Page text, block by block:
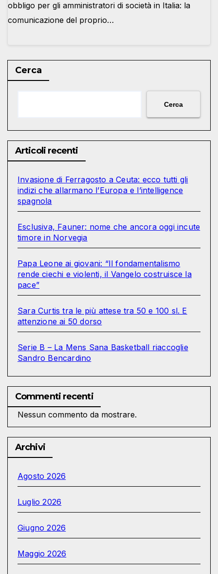
obbligo per gli amministratori di società in Italia: la
comunicazione del proprio…
Cerca
Cerca
Articoli recenti
Invasione di Ferragosto a Ceuta: ecco tutti gli
indizi che allarmano l’Europa e l’intelligence
spagnola
Esclusiva, Fauner: nome che ancora oggi incute
timore in Norvegia
Papa Leone ai giovani: “Il fondamentalismo
rende ciechi e violenti, il Vangelo costruisce la
pace”
Sara Curtis tra le più attese tra 50 e 100 sl. E
attenzione ai 50 dorso
Serie B – La Mens Sana Basketball riaccoglie
Sandro Bencardino
Commenti recenti
Nessun commento da mostrare.
Archivi
Agosto 2026
Luglio 2026
Giugno 2026
Maggio 2026